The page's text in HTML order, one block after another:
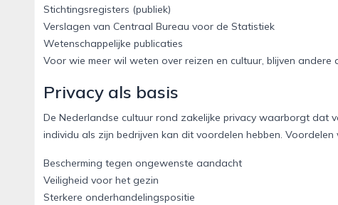
Stichtingsregisters (publiek)
Verslagen van Centraal Bureau voor de Statistiek
Wetenschappelijke publicaties
Voor wie meer wil weten over reizen en cultuur, blijven
Privacy als basis
De Nederlandse cultuur rond zakelijke privacy waarborgt dat
individu als zijn bedrijven kan dit voordelen hebben.
Bescherming tegen ongewenste aandacht
Veiligheid voor het gezin
Sterkere onderhandelingspositie